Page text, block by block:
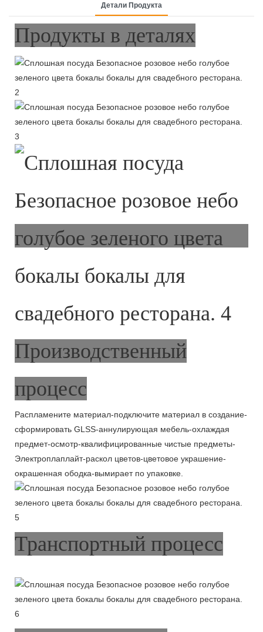
Детали Продукта
Продукты в деталях
Производственный
процесс
Распламените материал-подключите материал в создание-
сформировать GLSS-аннулирующая мебель-охлаждая
предмет-осмотр-квалифицированные чистые предметы-
Электроплаплайт-раскол цветов-цветовое украшение-
окрашенная ободка-вымирает по упаковке.
Транспортный процесс